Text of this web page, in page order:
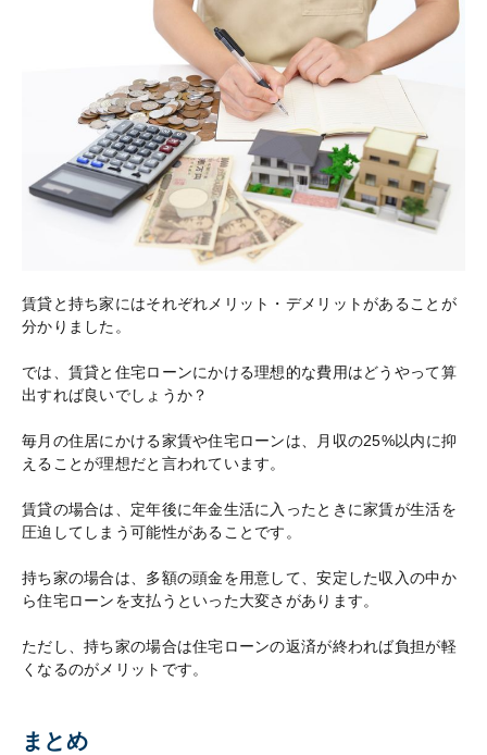
賃貸と持ち家にはそれぞれメリット・デメリットがあることが
分かりました。
では、賃貸と住宅ローンにかける理想的な費用はどうやって算
出すれば良いでしょうか？
毎月の住居にかける家賃や住宅ローンは、月収の25%以内に抑
えることが理想だと言われています。
賃貸の場合は、定年後に年金生活に入ったときに家賃が生活を
圧迫してしまう可能性があることです。
持ち家の場合は、多額の頭金を用意して、安定した収入の中か
ら住宅ローンを支払うといった大変さがあります。
ただし、持ち家の場合は住宅ローンの返済が終われば負担が軽
くなるのがメリットです。
まとめ